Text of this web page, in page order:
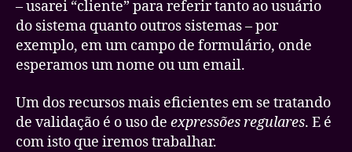
– usarei “cliente” para referir tanto ao usuário
do sistema quanto outros sistemas – por
exemplo, em um campo de formulário, onde
esperamos um nome ou um email.
Um dos recursos mais eficientes em se tratando
de validação é o uso de expressões regulares. E é
com isto que iremos trabalhar.